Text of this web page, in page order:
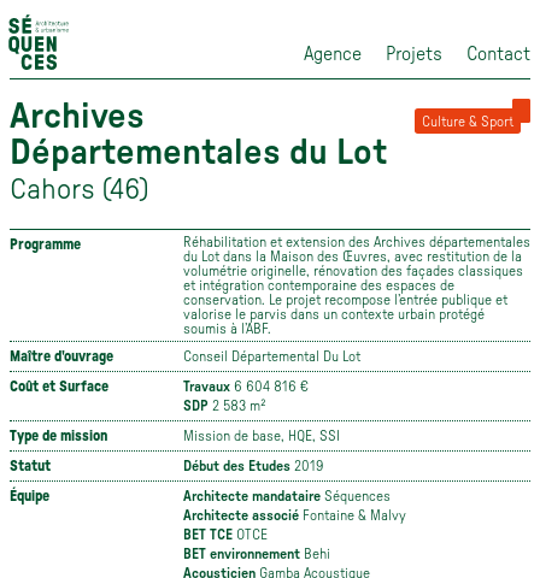
Agence Projets Contact
Archives
Départementales du Lot
Cahors (46)
Culture & Sport
Programme
Réhabilitation et extension des Archives départementales
du Lot dans la Maison des Œuvres, avec restitution de la
volumétrie originelle, rénovation des façades classiques
et intégration contemporaine des espaces de
conservation. Le projet recompose l’entrée publique et
valorise le parvis dans un contexte urbain protégé
soumis à l’ABF.
Maître d'ouvrage
Conseil Départemental Du Lot
Coût et Surface Travaux6 604 816 €
SDP2 583 m²
Type de mission Mission de base, HQE, SSI
Statut Début des Etudes2019
Équipe Architecte mandataireSéquences
Architecte associéFontaine & Malvy
BET TCEOTCE
BET environnementBehi
AcousticienGamba Acoustique